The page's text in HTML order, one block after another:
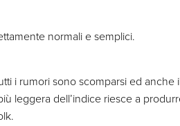
normali e semplici.
i rumori sono scomparsi ed anche
leggera dell’indice riesce a